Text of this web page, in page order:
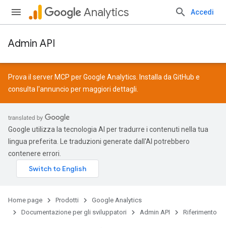
Analytics Accedi
Admin API
Prova il server MCP per Google Analytics. Installa da GitHub e
consulta l'annuncio per maggiori dettagli.
Google utilizza la tecnologia AI per tradurre i contenuti nella tua
lingua preferita. Le traduzioni generate dall'AI potrebbero
contenere errori.
Home page Prodotti
Google Analytics
Documentazione per gli sviluppatori
Admin API Riferimento